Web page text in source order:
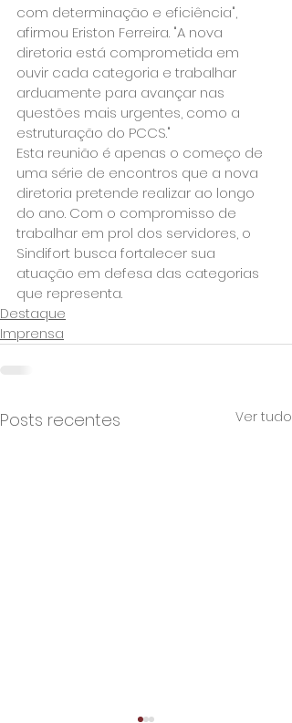
com determinação e eficiência",
afirmou Eriston Ferreira. "A nova
diretoria está comprometida em
ouvir cada categoria e trabalhar
arduamente para avançar nas
questões mais urgentes, como a
estruturação do PCCS."
Esta reunião é apenas o começo de
uma série de encontros que a nova
diretoria pretende realizar ao longo
do ano. Com o compromisso de
trabalhar em prol dos servidores, o
Sindifort busca fortalecer sua
atuação em defesa das categorias
que representa.
Destaque
Imprensa
Posts recentes Ver tudo